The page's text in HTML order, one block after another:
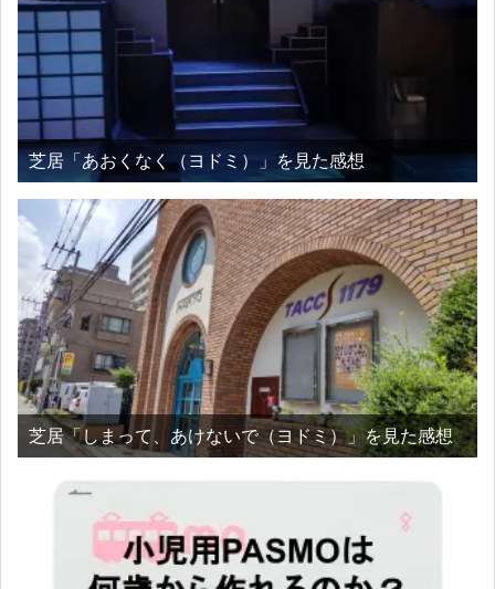
芝居「あおくなく（ヨドミ）」を見た感想
芝居「しまって、あけないで（ヨドミ）」を見た感想